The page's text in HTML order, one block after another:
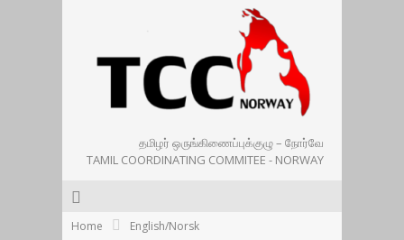
தமிழர் ஒருங்கிணைப்புக்குழு – நோர்வே
TAMIL COORDINATING COMMITEE - NORWAY
Home English/Norsk